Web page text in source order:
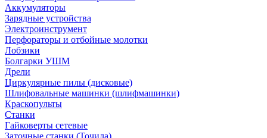
Аккумуляторы
Зарядные устройства
Электроинструмент
Перфораторы и отбойные молотки
Лобзики
Болгарки УШМ
Дрели
Циркулярные пилы (дисковые)
Шлифовальные машинки (шлифмашинки)
Краскопульты
Станки
Гайковерты сетевые
Заточные станки (Точила)